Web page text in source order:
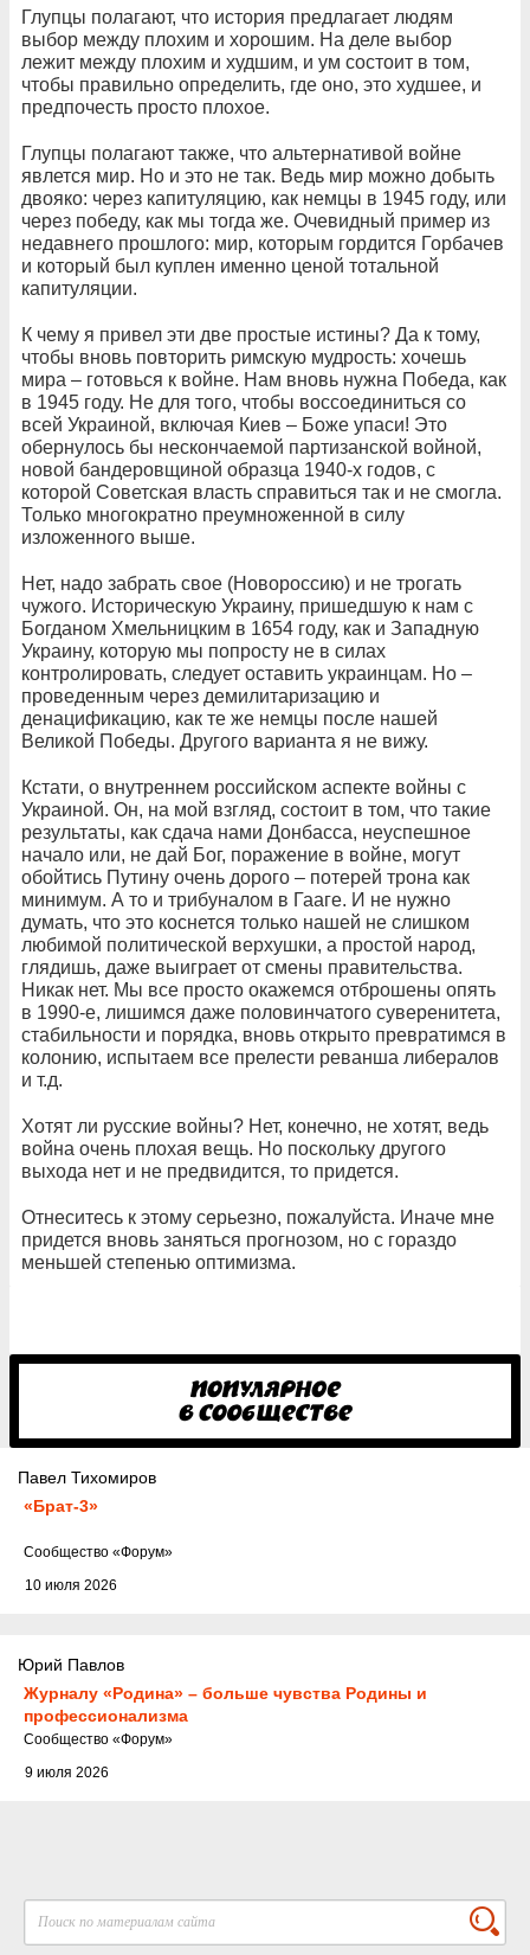
Глупцы полагают, что история предлагает людям
выбор между плохим и хорошим. На деле выбор
лежит между плохим и худшим, и ум состоит в том,
чтобы правильно определить, где оно, это худшее, и
предпочесть просто плохое.
Глупцы полагают также, что альтернативой войне
явлется мир. Но и это не так. Ведь мир можно добыть
двояко: через капитуляцию, как немцы в 1945 году, или
через победу, как мы тогда же. Очевидный пример из
недавнего прошлого: мир, которым гордится Горбачев
и который был куплен именно ценой тотальной
капитуляции.
К чему я привел эти две простые истины? Да к тому,
чтобы вновь повторить римскую мудрость: хочешь
мира – готовься к войне. Нам вновь нужна Победа, как
в 1945 году. Не для того, чтобы воссоединиться со
всей Украиной, включая Киев – Боже упаси! Это
обернулось бы нескончаемой партизанской войной,
новой бандеровщиной образца 1940-х годов, с
которой Советская власть справиться так и не смогла.
Только многократно преумноженной в силу
изложенного выше.
Нет, надо забрать свое (Новороссию) и не трогать
чужого. Историческую Украину, пришедшую к нам с
Богданом Хмельницким в 1654 году, как и Западную
Украину, которую мы попросту не в силах
контролировать, следует оставить украинцам. Но –
проведенным через демилитаризацию и
денацификацию, как те же немцы после нашей
Великой Победы. Другого варианта я не вижу.
Кстати, о внутреннем российском аспекте войны с
Украиной. Он, на мой взгляд, состоит в том, что такие
результаты, как сдача нами Донбасса, неуспешное
начало или, не дай Бог, поражение в войне, могут
обойтись Путину очень дорого – потерей трона как
минимум. А то и трибуналом в Гааге. И не нужно
думать, что это коснется только нашей не слишком
любимой политической верхушки, а простой народ,
глядишь, даже выиграет от смены правительства.
Никак нет. Мы все просто окажемся отброшены опять
в 1990-е, лишимся даже половинчатого суверенитета,
стабильности и порядка, вновь открыто превратимся в
колонию, испытаем все прелести реванша либералов
и т.д.
Хотят ли русские войны? Нет, конечно, не хотят, ведь
война очень плохая вещь. Но поскольку другого
выхода нет и не предвидится, то придется.
Отнеситесь к этому серьезно, пожалуйста. Иначе мне
придется вновь заняться прогнозом, но с гораздо
меньшей степенью оптимизма.
Павел Тихомиров
«Брат-3»
10 июля 2026
Cообщество «Форум»
Юрий Павлов
Журналу «Родина» – больше чувства Родины и
профессионализма
9 июля 2026
Cообщество «Форум»